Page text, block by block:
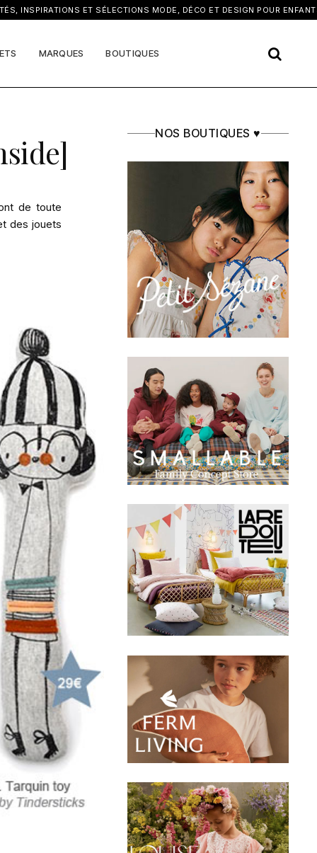
ET SÉLECTIONS MODE, DÉCO ET DESIGN POUR ENFANTS ×
MARQUES BOUTIQUES
de toute
des jouets
NOS BOUTIQUES ♥